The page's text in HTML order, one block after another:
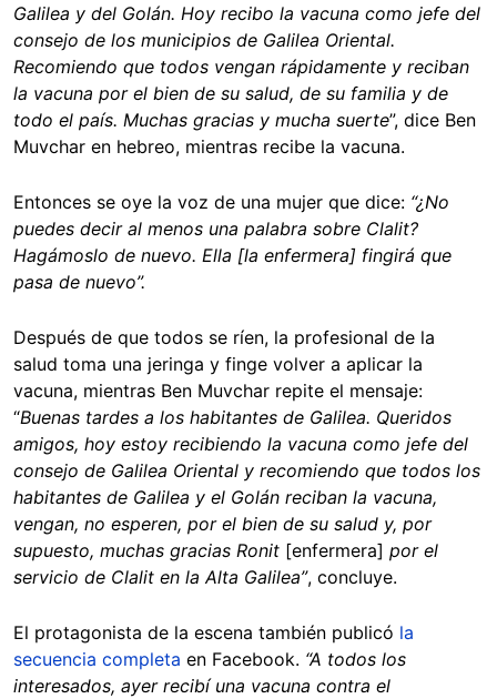
Galilea y del Golán. Hoy recibo la vacuna como jefe del
consejo de los municipios de Galilea Oriental.
Recomiendo que todos vengan rápidamente y reciban
la vacuna por el bien de su salud, de su familia y de
todo el país. Muchas gracias y mucha suerte”, dice Ben
Muvchar en hebreo, mientras recibe la vacuna.
Entonces se oye la voz de una mujer que dice: “¿No
puedes decir al menos una palabra sobre Clalit?
Hagámoslo de nuevo. Ella [la enfermera] fingirá que
pasa de nuevo”.
Después de que todos se ríen, la profesional de la
salud toma una jeringa y finge volver a aplicar la
vacuna, mientras Ben Muvchar repite el mensaje:
“Buenas tardes a los habitantes de Galilea. Queridos
amigos, hoy estoy recibiendo la vacuna como jefe del
consejo de Galilea Oriental y recomiendo que todos los
habitantes de Galilea y el Golán reciban la vacuna,
vengan, no esperen, por el bien de su salud y, por
supuesto, muchas gracias Ronit [enfermera] por el
servicio de Clalit en la Alta Galilea”, concluye.
El protagonista de la escena también publicó la
secuencia completa en Facebook. “A todos los
interesados, ayer recibí una vacuna contra el